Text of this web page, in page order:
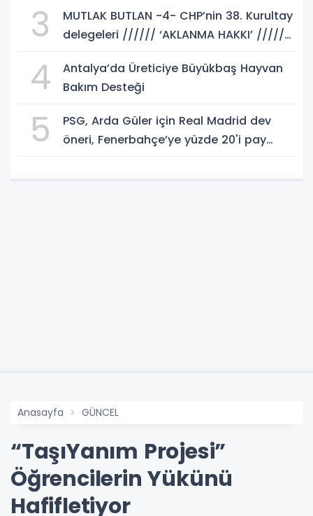
3
MUTLAK BUTLAN -4- CHP’nin 38. Kurultay
delegeleri ////// ‘AKLANMA HAKKI’ //////
4
Antalya’da Üreticiye Büyükbaş Hayvan
Bakım Desteği
5
PSG, Arda Güler için Real Madrid dev
öneri, Fenerbahçe’ye yüzde 20'i pay
Anasayfa GÜNCEL
“TaşıYanım Projesi”
Öğrencilerin Yükünü
Hafifletiyor